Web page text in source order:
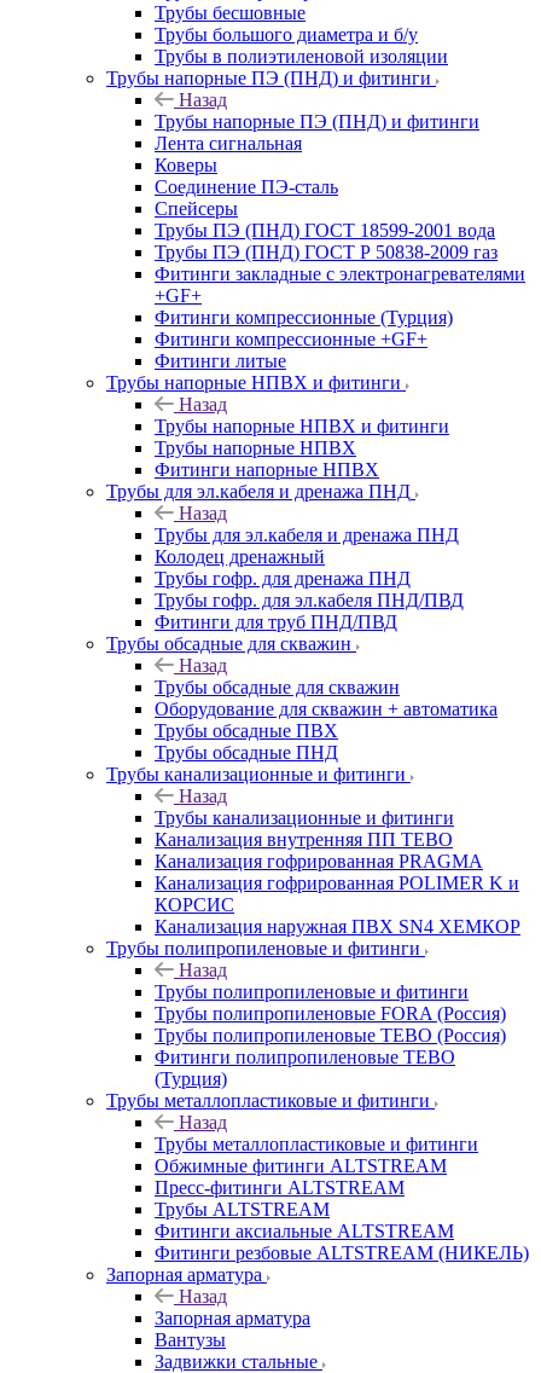
Трубы бесшовные
Трубы большого диаметра и б/у
Трубы в полиэтиленовой изоляции
Трубы напорные ПЭ (ПНД) и фитинги
Назад
Трубы напорные ПЭ (ПНД) и фитинги
Лента сигнальная
Коверы
Соединение ПЭ-сталь
Спейсеры
Трубы ПЭ (ПНД) ГОСТ 18599-2001 вода
Трубы ПЭ (ПНД) ГОСТ Р 50838-2009 газ
Фитинги закладные с электронагревателями
+GF+
Фитинги компрессионные (Турция)
Фитинги компрессионные +GF+
Фитинги литые
Трубы напорные НПВХ и фитинги
Назад
Трубы напорные НПВХ и фитинги
Трубы напорные НПВХ
Фитинги напорные НПВХ
Трубы для эл.кабеля и дренажа ПНД
Назад
Трубы для эл.кабеля и дренажа ПНД
Колодец дренажный
Трубы гофр. для дренажа ПНД
Трубы гофр. для эл.кабеля ПНД/ПВД
Фитинги для труб ПНД/ПВД
Трубы обсадные для скважин
Назад
Трубы обсадные для скважин
Оборудование для скважин + автоматика
Трубы обсадные ПВХ
Трубы обсадные ПНД
Трубы канализационные и фитинги
Назад
Трубы канализационные и фитинги
Канализация внутренняя ПП TEBO
Канализация гофрированная PRAGMA
Канализация гофрированная POLIMER K и
КОРСИС
Канализация наружная ПВХ SN4 ХЕМКОР
Трубы полипропиленовые и фитинги
Назад
Трубы полипропиленовые и фитинги
Трубы полипропиленовые FORA (Россия)
Трубы полипропиленовые TEBO (Россия)
Фитинги полипропиленовые TEBO
(Турция)
Трубы металлопластиковые и фитинги
Назад
Трубы металлопластиковые и фитинги
Обжимные фитинги ALTSTREAM
Пресс-фитинги ALTSTREAM
Трубы ALTSTREAM
Фитинги аксиальные ALTSTREAM
Фитинги резбовые ALTSTREAM (НИКЕЛЬ)
Запорная арматура
Назад
Запорная арматура
Вантузы
Задвижки стальные